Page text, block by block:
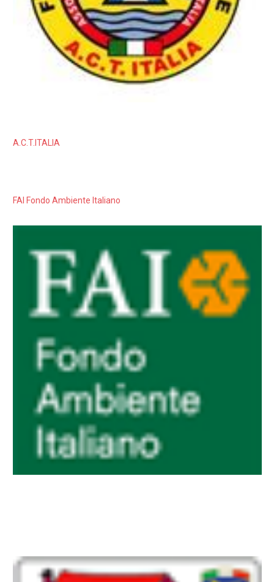
A.C.T.ITALIA
FAI Fondo Ambiente Italiano